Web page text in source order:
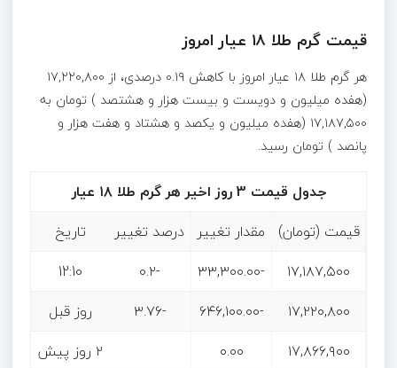
قیمت گرم طلا ۱۸ عیار امروز
هر گرم طلا ۱۸ عیار امروز با کاهش ۰.۱۹ درصدی، از ۱۷,۲۲۰,۸۰۰
(هفده میلیون و دویست و بیست هزار و هشتصد ) تومان به
۱۷,۱۸۷,۵۰۰ (هفده میلیون و یکصد و هشتاد و هفت هزار و
پانصد ) تومان رسید.
جدول قیمت 3 روز اخیر هر گرم طلا ۱۸ عیار
قیمت (تومان)
مقدار تغییر درصد تغییر
تاریخ
۱۷,۱۸۷,۵۰۰
-۳۳,۳۰۰.۰۰ -۰.۲
12:10
۱۷,۲۲۰,۸۰۰
-۶۴۶,۱۰۰.۰۰ -۳.۷۶
روز قبل
۱۷,۸۶۶,۹۰۰
۰.۰۰ ۲ روز پیش